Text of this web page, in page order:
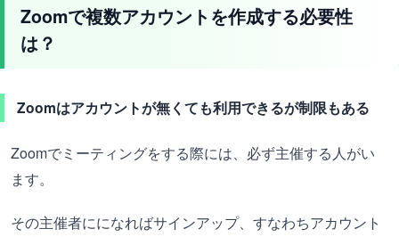
Zoomで複数アカウントを作成する必要性
は？
Zoomはアカウントが無くても利用できるが制限もある
Zoomでミーティングをする際には、必ず主催する人がい
ます。
その主催者にになればサインアップ、すなわちアカウント